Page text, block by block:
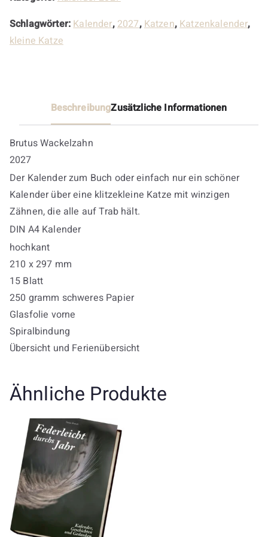
Schlagwörter:Kalender,2027,Katzen,Katzenkalender,
kleine Katze
BeschreibungZusätzliche Informationen
Brutus Wackelzahn
2027
Der Kalender zum Buch oder einfach nur ein schöner
Kalender über eine klitzekleine Katze mit winzigen
Zähnen, die alle auf Trab hält.
DIN A4 Kalender
hochkant
210 x 297 mm
15 Blatt
250 gramm schweres Papier
Glasfolie vorne
Spiralbindung
Übersicht und Ferienübersicht
Ähnliche Produkte